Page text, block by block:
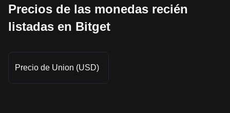
Precios de las monedas recién
listadas en Bitget
Precio de Union (USD)